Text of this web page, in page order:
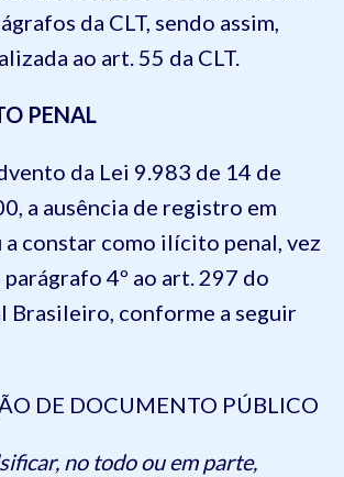
da CLT, sendo assim,
ao art. 55 da CLT.
PENAL
da Lei 9.983 de 14 de
a ausência de registro em
a constar como ilícito penal, vez
4º ao art. 297 do
Brasileiro, conforme a seguir
DE DOCUMENTO PÚBLICO
no todo ou em parte,